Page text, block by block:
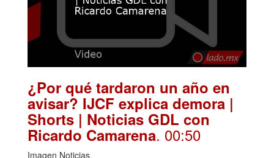
¿Por qué tardaron un año en
avisar? IJCF explica demora |
Shorts | Noticias GDL con
Ricardo Camarena. 00:50
Imagen Noticias